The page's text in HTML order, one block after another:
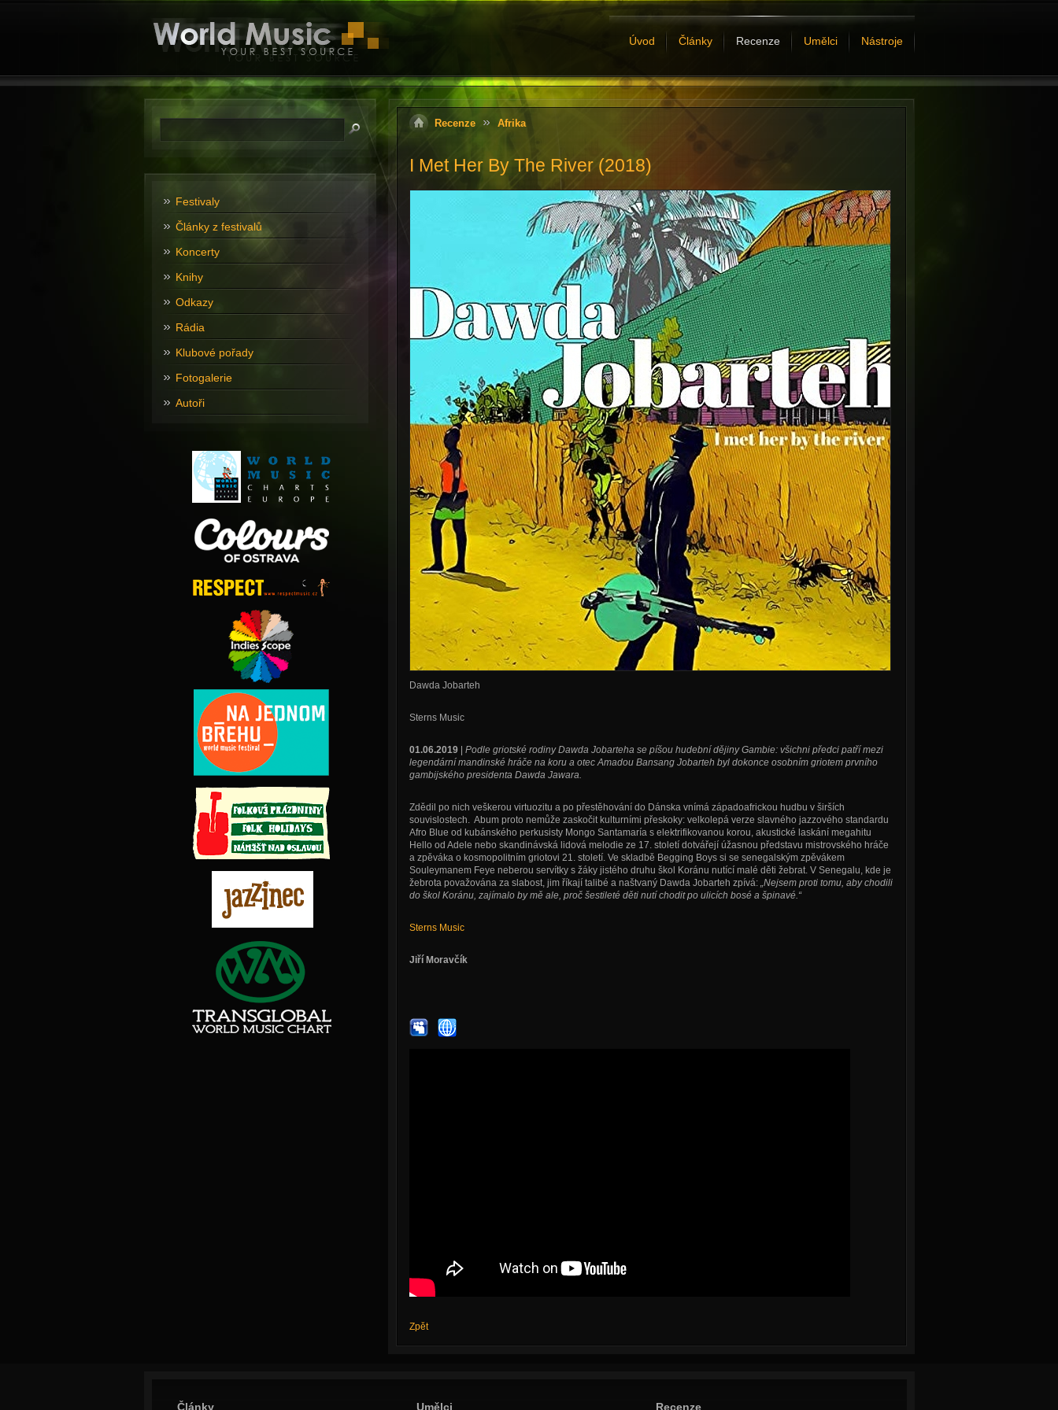
Úvod Články Recenze Umělci Nástroje
Recenze Afrika
I Met Her By The River (2018)
Dawda Jobarteh
Sterns Music
01.06.2019| Podle griotské rodiny Dawda Jobarteha se píšou hudební dějiny Gambie: všichni předci patří mezi
legendární mandinské hráče na koru a otec Amadou Bansang Jobarteh byl dokonce osobním griotem prvního
gambijského presidenta Dawda Jawara.
Zdědil po nich veškerou virtuozitu a po přestěhování do Dánska vnímá západoafrickou hudbu v širších
souvislostech. Abum proto nemůže zaskočit kulturními přeskoky: velkolepá verze slavného jazzového standardu
Afro Blue od kubánského perkusisty Mongo Santamaría s elektrifikovanou korou, akustické laskání megahitu
Hello od Adele nebo skandinávská lidová melodie ze 17. století dotvářejí úžasnou představu mistrovského hráče
a zpěváka o kosmopolitním griotovi 21. století. Ve skladbě Begging Boys si se senegalským zpěvákem
Souleymanem Feye neberou servítky s žáky jistého druhu škol Koránu nutící malé děti žebrat. V Senegalu, kde je
žebrota považována za slabost, jim říkají talibé a naštvaný Dawda Jobarteh zpívá: „Nejsem proti tomu, aby chodili
do škol Koránu, zajímalo by mě ale, proč šestileté děti nutí chodit po ulicích bosé a špinavé.“
Sterns Music
Jiří Moravčík
Zpět
Festivaly
Články z festivalů
Koncerty
Knihy
Odkazy
Rádia
Klubové pořady
Fotogalerie
Autoři
Články Umělci Recenze